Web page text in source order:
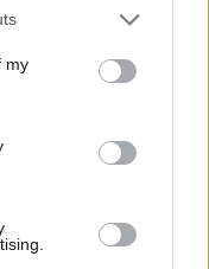
my